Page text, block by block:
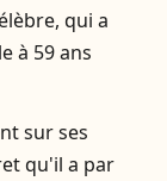
qui a
à 59 ans
sur ses
qu'il a par